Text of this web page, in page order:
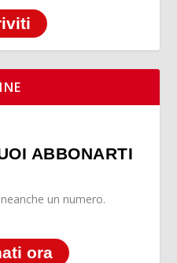
ABBONARTI
un numero.
ora